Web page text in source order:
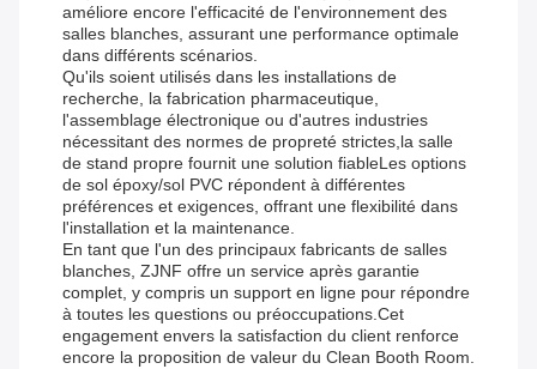
améliore encore l'efficacité de l'environnement des
salles blanches, assurant une performance optimale
dans différents scénarios.
Qu'ils soient utilisés dans les installations de
recherche, la fabrication pharmaceutique,
l'assemblage électronique ou d'autres industries
nécessitant des normes de propreté strictes,la salle
de stand propre fournit une solution fiableLes options
de sol époxy/sol PVC répondent à différentes
préférences et exigences, offrant une flexibilité dans
l'installation et la maintenance.
En tant que l'un des principaux fabricants de salles
blanches, ZJNF offre un service après garantie
complet, y compris un support en ligne pour répondre
à toutes les questions ou préoccupations.Cet
engagement envers la satisfaction du client renforce
encore la proposition de valeur du Clean Booth Room.